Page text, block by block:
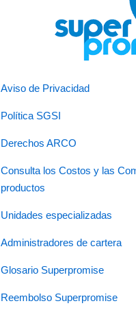
Aviso de Privacidad
Política SGSI
Derechos ARCO
Consulta los Costos y las
productos
Unidades especializadas
Administradores de cartera
Glosario Superpromise
Reembolso Superpromise